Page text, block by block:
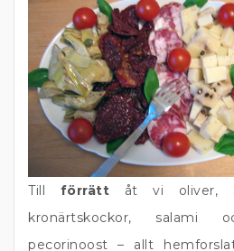
Till förrätt åt vi oliver,
kronärtskockor, salami
pecorinoost – allt